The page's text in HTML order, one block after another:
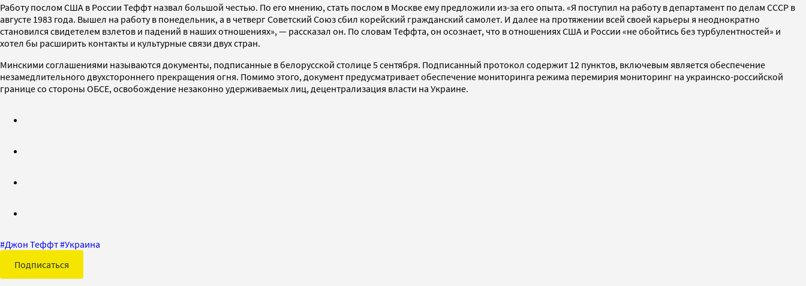
Работу послом США в России Теффт назвал большой честью. По его мнению, стать послом в Москве ему предложили из-за его опыта. «Я поступил на работу в департамент по делам СССР в
августе 1983 года. Вышел на работу в понедельник, а в четверг Советский Союз сбил корейский гражданский самолет. И далее на протяжении всей своей карьеры я неоднократно
становился свидетелем взлетов и падений в наших отношениях», — рассказал он. По словам Теффта, он осознает, что в отношениях США и России «не обойтись без турбулентностей» и
хотел бы расширить контакты и культурные связи двух стран.
Минскими соглашениями называются документы, подписанные в белорусской столице 5 сентября. Подписанный протокол содержит 12 пунктов, включевым является обеспечение
незамедлительного двухстороннего прекращения огня. Помимо этого, документ предусматривает обеспечение мониторинга режима перемирия мониторинг на украинско-российской
границе со стороны ОБСЕ, освобождение незаконно удерживаемых лиц, децентрализация власти на Украине.
#Джон Теффт#Украина
Подписаться